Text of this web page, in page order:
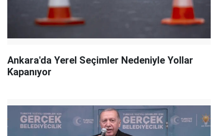
Ankara'da Yerel Seçimler Nedeniyle Yollar
Kapanıyor